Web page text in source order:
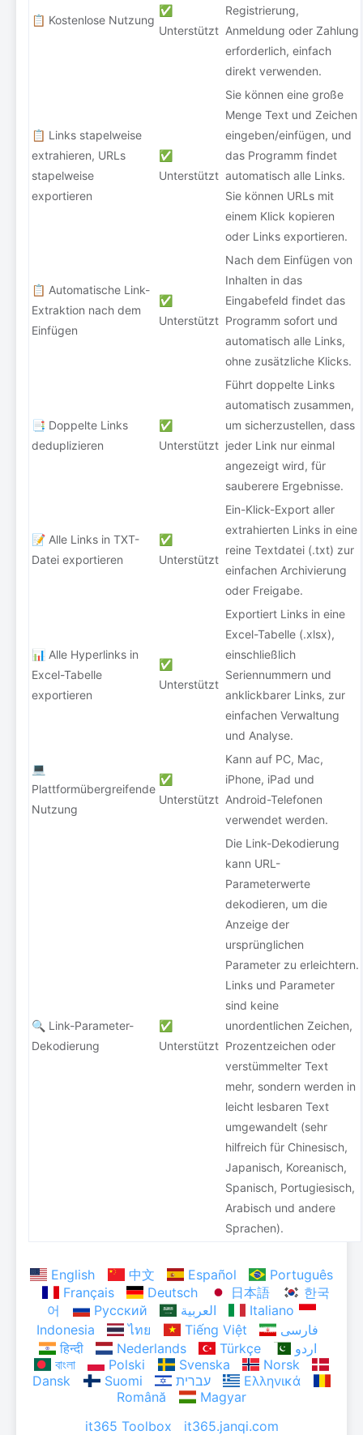
📋 Kostenlose Nutzung
✅
Unterstützt
Registrierung,
Anmeldung oder Zahlung
erforderlich, einfach
direkt verwenden.
📋 Links stapelweise
extrahieren, URLs
stapelweise
exportieren
✅
Unterstützt
Sie können eine große
Menge Text und Zeichen
eingeben/einfügen, und
das Programm findet
automatisch alle Links.
Sie können URLs mit
einem Klick kopieren
oder Links exportieren.
📋 Automatische Link-
Extraktion nach dem
Einfügen
✅
Unterstützt
Nach dem Einfügen von
Inhalten in das
Eingabefeld findet das
Programm sofort und
automatisch alle Links,
ohne zusätzliche Klicks.
📑 Doppelte Links
deduplizieren
✅
Unterstützt
Führt doppelte Links
automatisch zusammen,
um sicherzustellen, dass
jeder Link nur einmal
angezeigt wird, für
sauberere Ergebnisse.
📝 Alle Links in TXT-
Datei exportieren
✅
Unterstützt
Ein-Klick-Export aller
extrahierten Links in eine
reine Textdatei (.txt) zur
einfachen Archivierung
oder Freigabe.
📊 Alle Hyperlinks in
Excel-Tabelle
exportieren
✅
Unterstützt
Exportiert Links in eine
Excel-Tabelle (.xlsx),
einschließlich
Seriennummern und
anklickbarer Links, zur
einfachen Verwaltung
und Analyse.
💻
Plattformübergreifende
Nutzung
✅
Unterstützt
Kann auf PC, Mac,
iPhone, iPad und
Android-Telefonen
verwendet werden.
🔍 Link-Parameter-
Dekodierung
✅
Unterstützt
Die Link-Dekodierung
kann URL-
Parameterwerte
dekodieren, um die
Anzeige der
ursprünglichen
Parameter zu erleichtern.
Links und Parameter
sind keine
unordentlichen Zeichen,
Prozentzeichen oder
verstümmelter Text
mehr, sondern werden in
leicht lesbaren Text
umgewandelt (sehr
hilfreich für Chinesisch,
Japanisch, Koreanisch,
Spanisch, Portugiesisch,
Arabisch und andere
Sprachen).
English 中文 Español
Português
Français
Deutsch 日本語
한국
어
Русский
Italiano
Indonesia
ไทย Tiếng Việt
हिन्दी
Nederlands Türkçe
বাংলা
Polski Svenska
Norsk
Dansk
Suomi
Ελληνικά
Română
Magyar
it365 Toolbox it365.janqi.com